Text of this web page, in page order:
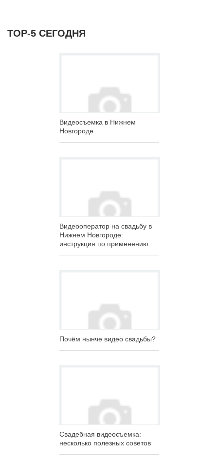
ТОР-5 СЕГОДНЯ
Видеосъемка в Нижнем
Новгороде
Видеооператор на свадьбу в
Нижнем Новгороде:
инструкция по применению
Почём нынче видео свадьбы?
Свадебная видеосъемка:
несколько полезных советов